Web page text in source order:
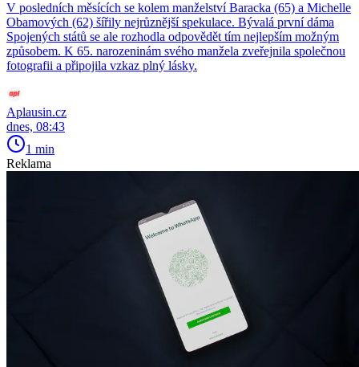
V posledních měsících se kolem manželství Baracka (65) a Michelle
Obamových (62) šířily nejrůznější spekulace. Bývalá první dáma
Spojených států se ale rozhodla odpovědět tím nejlepším možným
způsobem. K 65. narozeninám svého manžela zveřejnila společnou
fotografii a připojila vzkaz plný lásky.
Aplausin.cz
dnes, 08:43
1 min
Reklama